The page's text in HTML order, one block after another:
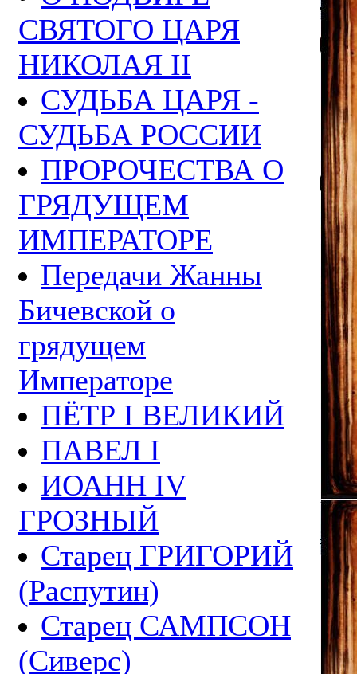
СВЯТОГО ЦАРЯ
НИКОЛАЯ II
СУДЬБА ЦАРЯ -
СУДЬБА РОССИИ
ПРОРОЧЕСТВА О
ГРЯДУЩЕМ
ИМПЕРАТОРЕ
Передачи Жанны
Бичевской о
грядущем
Императоре
ПЁТР I ВЕЛИКИЙ
ПАВЕЛ I
ИОАНН IV
ГРОЗНЫЙ
Старец ГРИГОРИЙ
(Распутин)
Старец САМПСОН
(Сиверс)